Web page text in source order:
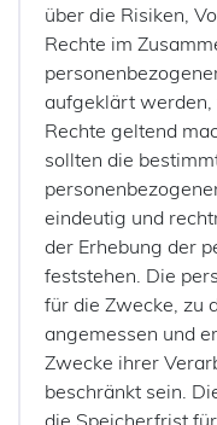
über die Risiken,
Rechte im
aufgeklärt
Rechte geltend
sollten die
eindeutig und
der Erhebung der
feststehen. Die
für die Zwecke, zu
angemessen und
Zwecke ihrer
beschränkt sein.
die Speicherfrist